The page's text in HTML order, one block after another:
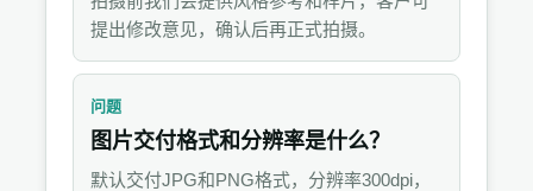
提出修改意见，确认后再正式拍摄。
问题
图片交付格式和分辨率是什么？
默认交付JPG和PNG格式，分辨率300dpi，